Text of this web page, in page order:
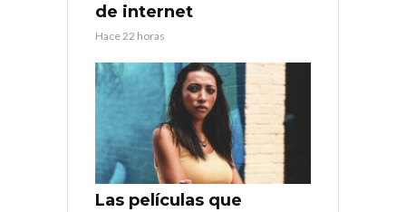
de internet
Hace 22 horas
Las películas que